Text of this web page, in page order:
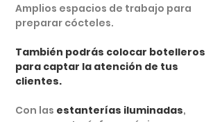
Amplios espacios de trabajo para
preparar cócteles.
También podrás colocar botelleros
para captar la atención de tus
clientes.
Con las estanterías iluminadas,